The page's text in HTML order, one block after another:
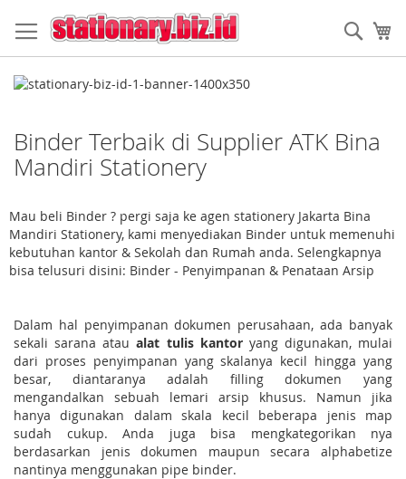
to
Content
Binder Terbaik di Supplier ATK Bina
Mandiri Stationery
Mau beli Binder ? pergi saja ke agen stationery Jakarta Bina
Mandiri Stationery, kami menyediakan Binder untuk memenuhi
kebutuhan kantor & Sekolah dan Rumah anda. Selengkapnya
bisa telusuri disini: Binder - Penyimpanan & Penataan Arsip
Dalam hal penyimpanan dokumen perusahaan, ada banyak
sekali sarana ataualat tulis kantoryang digunakan, mulai
dari proses penyimpanan yang skalanya kecil hingga yang
besar, diantaranya adalah filling dokumen yang
mengandalkan sebuah lemari arsip khusus. Namun jika
hanya digunakan dalam skala kecil beberapa jenis map
sudah cukup. Anda juga bisa mengkategorikan nya
berdasarkan jenis dokumen maupun secara alphabetize
nantinya menggunakan pipe binder.